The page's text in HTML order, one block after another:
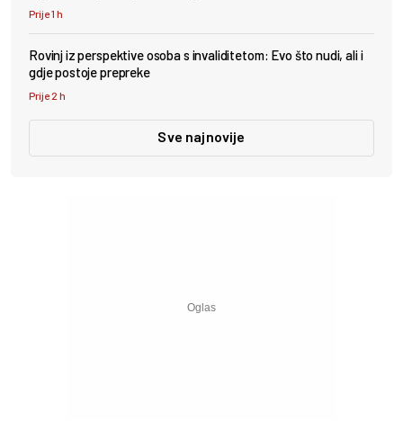
Prije 1 h
Rovinj iz perspektive osoba s invaliditetom: Evo što nudi, ali i
gdje postoje prepreke
Prije 2 h
Sve najnovije